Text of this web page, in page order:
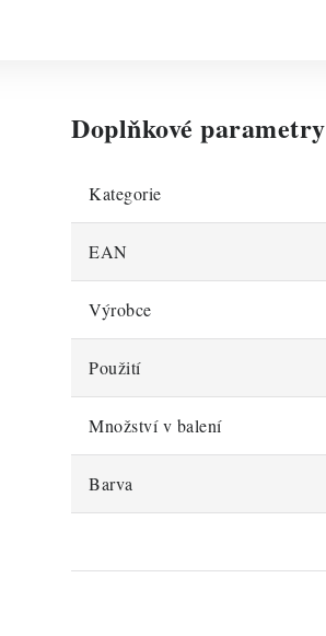
Doplňkové parametry
Kategorie
EAN
Výrobce
Použití
Množství v balení
Barva